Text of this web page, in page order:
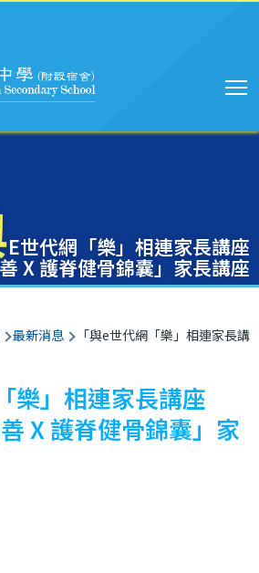
E世代網「樂」相連家長講座
X 護脊健骨錦囊」家長講座
最新消息 「與e世代網「樂」相連家長講
樂」相連家長講座
X 護脊健骨錦囊」家